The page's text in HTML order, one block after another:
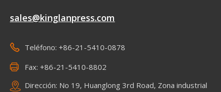
sales@kinglanpress.com
Teléfono: +86-21-5410-0878
Fax: +86-21-5410-8802
Dirección: No 19, Huanglong 3rd Road, Zona industrial